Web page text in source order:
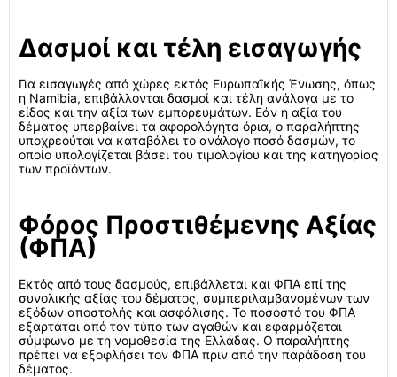
Δασμοί και τέλη εισαγωγής
Για εισαγωγές από χώρες εκτός Ευρωπαϊκής Ένωσης, όπως
η Namibia, επιβάλλονται δασμοί και τέλη ανάλογα με το
είδος και την αξία των εμπορευμάτων. Εάν η αξία του
δέματος υπερβαίνει τα αφορολόγητα όρια, ο παραλήπτης
υποχρεούται να καταβάλει το ανάλογο ποσό δασμών, το
οποίο υπολογίζεται βάσει του τιμολογίου και της κατηγορίας
των προϊόντων.
Φόρος Προστιθέμενης Αξίας
(ΦΠΑ)
Εκτός από τους δασμούς, επιβάλλεται και ΦΠΑ επί της
συνολικής αξίας του δέματος, συμπεριλαμβανομένων των
εξόδων αποστολής και ασφάλισης. Το ποσοστό του ΦΠΑ
εξαρτάται από τον τύπο των αγαθών και εφαρμόζεται
σύμφωνα με τη νομοθεσία της Ελλάδας. Ο παραλήπτης
πρέπει να εξοφλήσει τον ΦΠΑ πριν από την παράδοση του
δέματος.